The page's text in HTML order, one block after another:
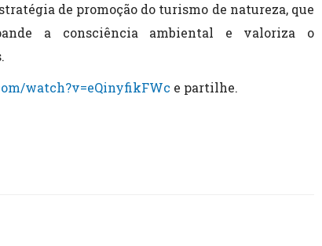
de promoção do turismo de natureza, que
a consciência ambiental e valoriza o
watch?v=eQinyfikFWc e partilhe.